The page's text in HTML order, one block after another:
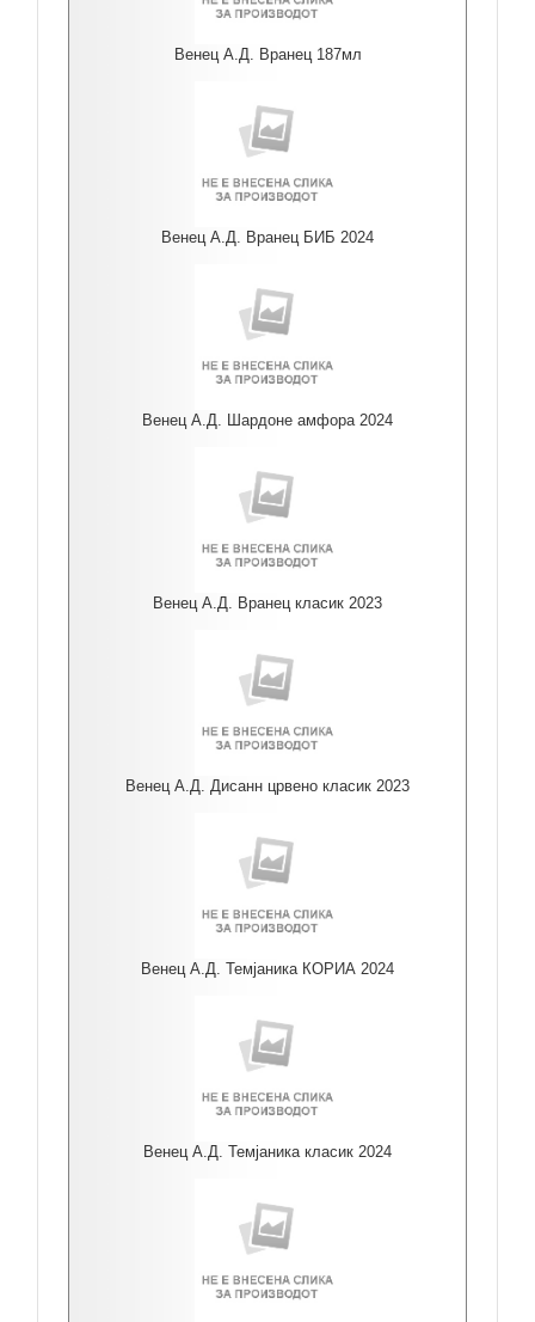
Венец А.Д. Вранец 187мл
Венец А.Д. Вранец БИБ 2024
Венец А.Д. Шардоне амфора 2024
Венец А.Д. Вранец класик 2023
Венец А.Д. Дисанн црвено класик 2023
Венец А.Д. Темјаника КОРИА 2024
Венец А.Д. Темјаника класик 2024